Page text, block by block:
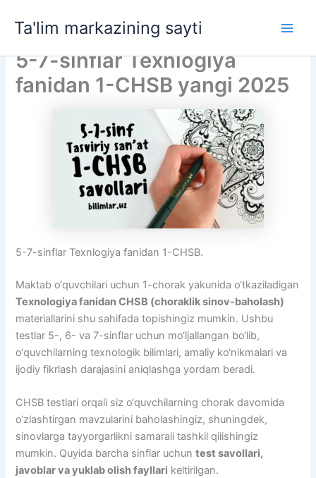
Ta'lim markazining sayti
5-7-sinflar Texnlogiya
fanidan 1-CHSB yangi 2025
5-7-sinflar Texnlogiya fanidan 1-CHSB.
Maktab o‘quvchilari uchun 1-chorak yakunida o‘tkaziladigan
Texnologiya fanidan CHSB (choraklik sinov-baholash)
materiallarini shu sahifada topishingiz mumkin. Ushbu
testlar 5-, 6- va 7-sinflar uchun mo‘ljallangan bo‘lib,
o‘quvchilarning texnologik bilimlari, amaliy ko‘nikmalari va
ijodiy fikrlash darajasini aniqlashga yordam beradi.
CHSB testlari orqali siz o‘quvchilarning chorak davomida
o‘zlashtirgan mavzularini baholashingiz, shuningdek,
sinovlarga tayyorgarlikni samarali tashkil qilishingiz
mumkin. Quyida barcha sinflar uchuntest savollari,
javoblar va yuklab olish fayllari keltirilgan.